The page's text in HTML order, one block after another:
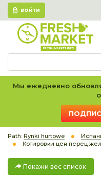
ВОЙТИ
Мы ежедневно
Path: Rynki hurtowe
Котировки цен перец
Покажи вес список